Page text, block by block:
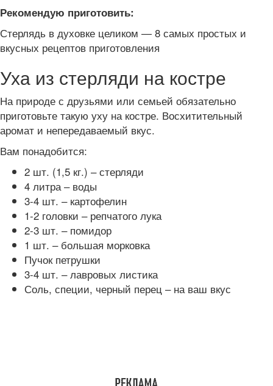
Рекомендую приготовить:
Стерлядь в духовке целиком — 8 самых простых и
вкусных рецептов приготовления
Уха из стерляди на костре
На природе с друзьями или семьей обязательно
приготовьте такую уху на костре. Восхитительный
аромат и непередаваемый вкус.
Вам понадобится:
2 шт. (1,5 кг.) – стерляди
4 литра – воды
3-4 шт. – картофелин
1-2 головки – репчатого лука
2-3 шт. – помидор
1 шт. – большая морковка
Пучок петрушки
3-4 шт. – лавровых листика
Соль, специи, черный перец – на ваш вкус